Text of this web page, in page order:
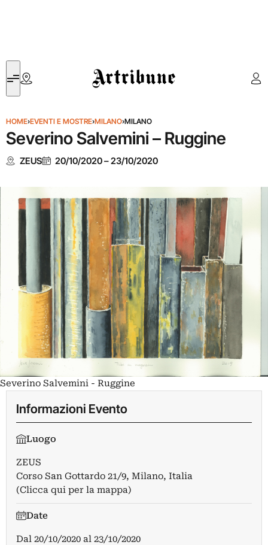
Artribune
HOME›EVENTI E MOSTRE›MILANO›MILANO
Severino Salvemini – Ruggine
ZEUS 20/10/2020–23/10/2020
Severino Salvemini - Ruggine
Informazioni Evento
Luogo
ZEUS
Corso San Gottardo 21/9, Milano, Italia
(Clicca qui per la mappa)
Date
Dal 20/10/2020 al 23/10/2020